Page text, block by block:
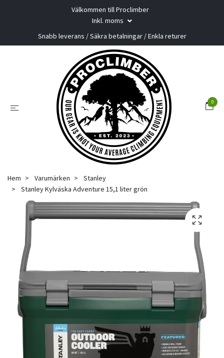
Välkommen till Proclimber
Inkl. moms
Snabb leverans / Säkra betalningar / Enkla returer
0
Hem Varumärken
Stanley
Stanley Kylväska Adventure 15,1 liter grön